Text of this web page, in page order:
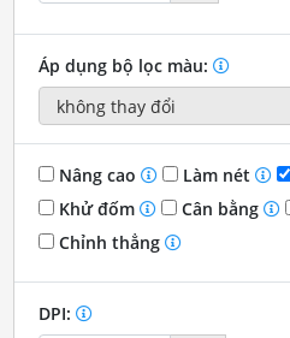
Áp dụng bộ lọc màu:
Nâng cao Làm nét
Khử đốm
Cân bằng
Chỉnh thẳng
DPI: